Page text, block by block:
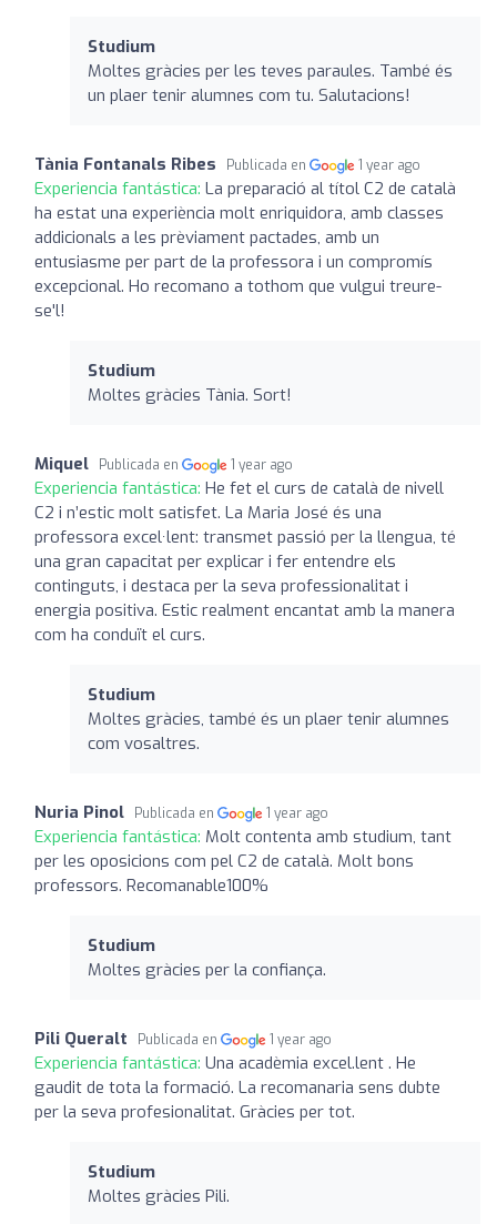
Studium
Moltes gràcies per les teves paraules. També és
un plaer tenir alumnes com tu. Salutacions!
Tània Fontanals Ribes Publicada en 1 year ago
Experiencia fantástica: La preparació al títol C2 de català
ha estat una experiència molt enriquidora, amb classes
addicionals a les prèviament pactades, amb un
entusiasme per part de la professora i un compromís
excepcional. Ho recomano a tothom que vulgui treure-
se'l!
Studium
Moltes gràcies Tània. Sort!
Miquel Publicada en 1 year ago
Experiencia fantástica: He fet el curs de català de nivell
C2 i n’estic molt satisfet. La Maria José és una
professora excel·lent: transmet passió per la llengua, té
una gran capacitat per explicar i fer entendre els
continguts, i destaca per la seva professionalitat i
energia positiva. Estic realment encantat amb la manera
com ha conduït el curs.
Studium
Moltes gràcies, també és un plaer tenir alumnes
com vosaltres.
Nuria Pinol Publicada en 1 year ago
Experiencia fantástica: Molt contenta amb studium, tant
per les oposicions com pel C2 de català. Molt bons
professors. Recomanable100%
Studium
Moltes gràcies per la confiança.
Pili Queralt Publicada en 1 year ago
Experiencia fantástica: Una acadèmia excel.lent . He
gaudit de tota la formació. La recomanaria sens dubte
per la seva profesionalitat. Gràcies per tot.
Studium
Moltes gràcies Pili.